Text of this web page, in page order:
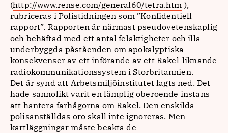
(http://www.rense.com/general60/tetra.htm ),
rubriceras i Polistidningen som ”Konfidentiell
rapport”. Rapporten är närmast pseudovetenskaplig
och behäftad med ett antal felaktigheter och illa
underbyggda påståenden om apokalyptiska
konsekvenser av ett införande av ett Rakel-liknande
radiokommunikationssystem i Storbritannien.
Det är synd att Arbetsmiljöinstitutet lagts ned. Det
hade sannolikt varit en lämplig oberoende instans
att hantera farhågorna om Rakel. Den enskilda
polisanställdas oro skall inte ignoreras. Men
kartläggningar måste beakta de